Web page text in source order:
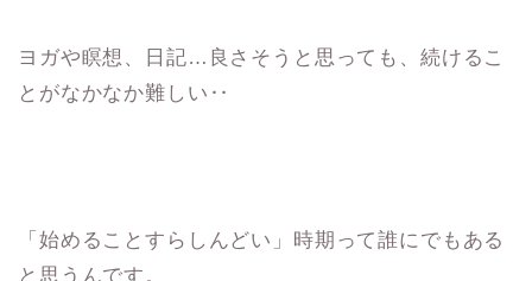
ヨガや瞑想、日記…良さそうと思っても、続けるこ
とがなかなか難しい‥
「始めることすらしんどい」時期って誰にでもある
と思うんです。